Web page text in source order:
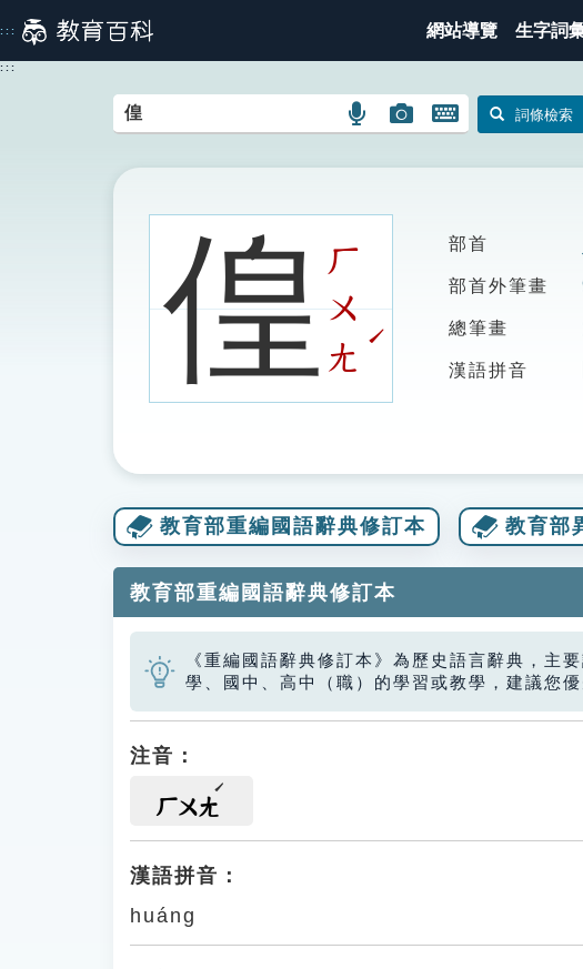
到
主
::: 網站導覽 生字詞
:::
語
搜
圖
示
圖
搜
開
鍵
示
詞條檢索
偟ㄏ
ㄨ
ㄤ
ˊ
部首
部首外筆畫
總筆畫
漢語拼音
教育部重編國語辭典修訂本 教育部
教育部重編國語辭典修訂本
《重編國語辭典修訂本》為歷史語言辭典，主
學、國中、高中（職）的學習或教學，建議您
注音：
ㄏㄨㄤ
漢語拼音：
huáng